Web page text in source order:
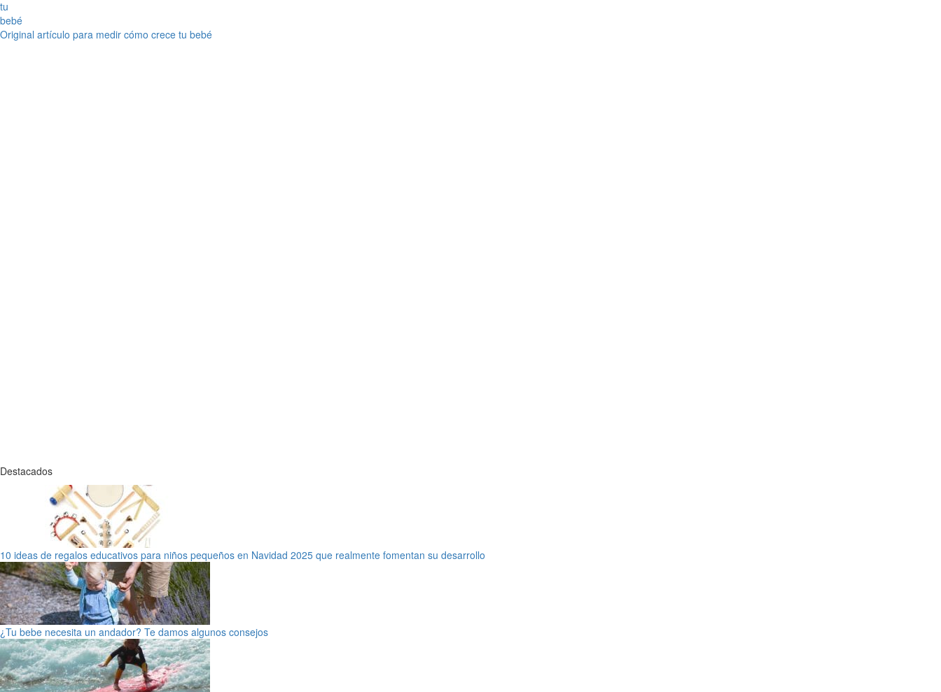
Original artículo para medir cómo crece tu bebé
Destacados
10 ideas de regalos educativos para niños pequeños en Navidad 2025 que realmente fomentan su desarrollo
¿Tu bebe necesita un andador? Te damos algunos consejos